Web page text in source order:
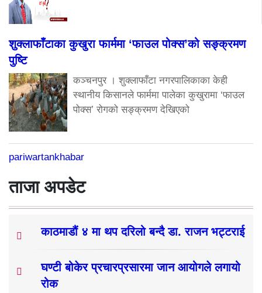
शुक्लाफाँटाका कुखुरा फार्ममा ‘फाउल पोक्स’को सङ्क्रमण
पुष्टि
कञ्चनपुर । शुक्लाफाँटा नगरपालिकाका केही
स्थानीय किसानले फार्ममा पालेका कुखुरामा ‘फाउल
पोक्स’ रोगको सङ्क्रमण देखिएको
pariwartankhabar
ताजा अपडेट
काठमाडौं ४ मा थप दरिलो बन्दै डा. राजन भट्टराई
घण्टी बोकेर प्रचारप्रसारमा जान आयोगले लगायो
रोक